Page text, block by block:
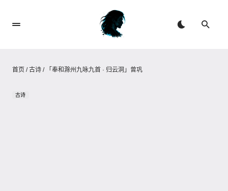
首页 /古诗 / 「奉和滁州九咏九首 · 归云洞」曾巩
古诗